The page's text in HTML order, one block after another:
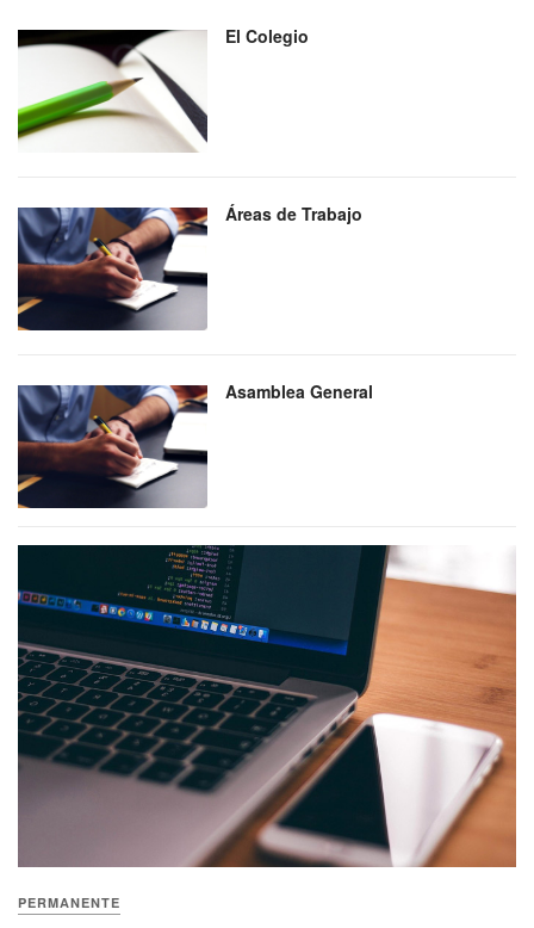
El Colegio
Áreas de Trabajo
Asamblea General
PERMANENTE